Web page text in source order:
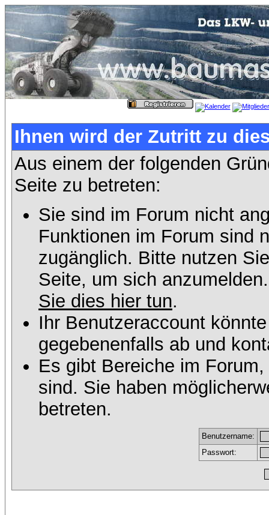
Ihnen wird der Zutritt zu
Aus einem der folgenden
Seite zu betreten:
Sie sind im Forum nicht
Funktionen im Forum sind
zugänglich. Bitte nutzen
Seite, um sich
Sie dies hier tun.
Ihr Benutzeraccount
gegebenenfalls ab und
Es gibt Bereiche im
sind. Sie haben
betreten.
Benutzername:
Passwort: